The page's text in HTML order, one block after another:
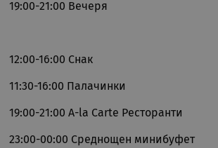
19:00-21:00 Вечеря
12:00-16:00 Снак
11:30-16:00 Палачинки
19:00-21:00 A-la Carte Ресторанти
23:00-00:00 Среднощен минибуфет